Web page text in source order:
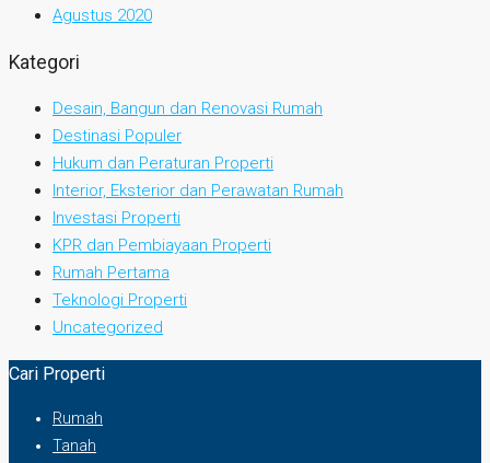
Agustus 2020
Kategori
Desain, Bangun dan Renovasi Rumah
Destinasi Populer
Hukum dan Peraturan Properti
Interior, Eksterior dan Perawatan Rumah
Investasi Properti
KPR dan Pembiayaan Properti
Rumah Pertama
Teknologi Properti
Uncategorized
Cari Properti
Rumah
Tanah